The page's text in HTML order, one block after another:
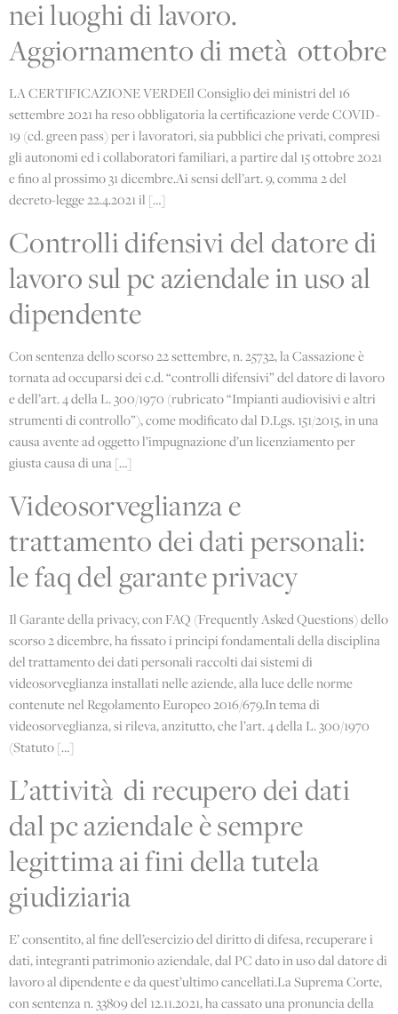
ENGLISH
nei luoghi di lavoro.
Aggiornamento di metà ottobre
LA CERTIFICAZIONE VERDEIl Consiglio dei ministri del 16
settembre 2021 ha reso obbligatoria la certificazione verde COVID-
19 (cd. green pass) per i lavoratori, sia pubblici che privati, compresi
gli autonomi ed i collaboratori familiari, a partire dal 15 ottobre 2021
e fino al prossimo 31 dicembre.Ai sensi dell’art. 9, comma 2 del
decreto-legge 22.4.2021 il […]
Controlli difensivi del datore di
lavoro sul pc aziendale in uso al
dipendente
Con sentenza dello scorso 22 settembre, n. 25732, la Cassazione è
tornata ad occuparsi dei c.d. “controlli difensivi” del datore di lavoro
e dell’art. 4 della L. 300/1970 (rubricato “Impianti audiovisivi e altri
strumenti di controllo”), come modificato dal D.Lgs. 151/2015, in una
causa avente ad oggetto l’impugnazione d’un licenziamento per
giusta causa di una […]
Videosorveglianza e
trattamento dei dati personali:
le faq del garante privacy
Il Garante della privacy, con FAQ (Frequently Asked Questions) dello
scorso 2 dicembre, ha fissato i principi fondamentali della disciplina
del trattamento dei dati personali raccolti dai sistemi di
videosorveglianza installati nelle aziende, alla luce delle norme
contenute nel Regolamento Europeo 2016/679.In tema di
videosorveglianza, si rileva, anzitutto, che l’art. 4 della L. 300/1970
(Statuto […]
L’attività di recupero dei dati
dal pc aziendale è sempre
legittima ai fini della tutela
giudiziaria
E’ consentito, al fine dell’esercizio del diritto di difesa, recuperare i
dati, integranti patrimonio aziendale, dal PC dato in uso dal datore di
lavoro al dipendente e da quest’ultimo cancellati.La Suprema Corte,
con sentenza n. 33809 del 12.11.2021, ha cassato una pronuncia della